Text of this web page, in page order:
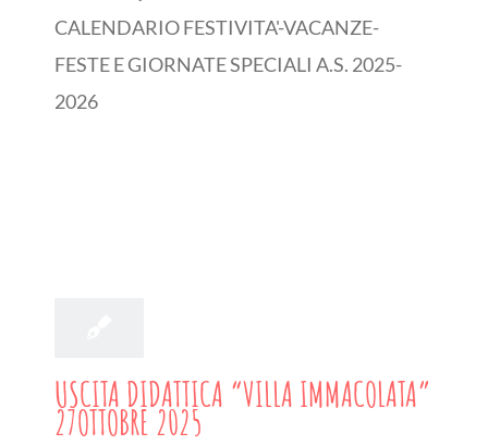
CALENDARIO FESTIVITA'-VACANZE-
FESTE E GIORNATE SPECIALI A.S. 2025-
2026
USCITA DIDATTICA “VILLA IMMACOLATA”
27OTTOBRE 2025